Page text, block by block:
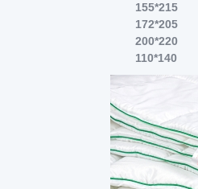
155*215
172*205
200*220
110*140